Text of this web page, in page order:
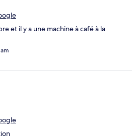
et il y a une machine à café à la